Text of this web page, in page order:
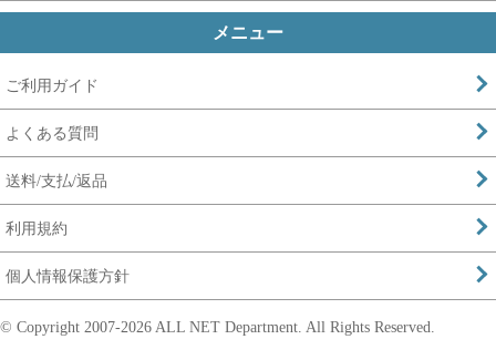
メニュー
ご利用ガイド
よくある質問
送料/支払/返品
利用規約
個人情報保護方針
© Copyright 2007-2026 ALL NET Department. All Rights Reserved.